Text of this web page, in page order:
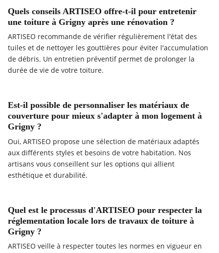
Quels conseils ARTISEO offre-t-il pour entretenir
une toiture à Grigny après une rénovation ?
ARTISEO recommande de vérifier régulièrement l'état des
tuiles et de nettoyer les gouttières pour éviter l'accumulation
de débris. Un entretien préventif permet de prolonger la
durée de vie de votre toiture.
Est-il possible de personnaliser les matériaux de
couverture pour mieux s'adapter à mon logement à
Grigny ?
Oui, ARTISEO propose une sélection de matériaux adaptés
aux différents styles et besoins de votre habitation. Nos
artisans vous conseillent sur les options qui allient
esthétique et durabilité.
Quel est le processus d'ARTISEO pour respecter la
réglementation locale lors de travaux de toiture à
Grigny ?
ARTISEO veille à respecter toutes les normes en vigueur en